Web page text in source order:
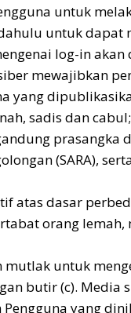
untuk
untuk dapat
log-in
mewajibkan
yang
sadis dan cabul;
prasangka
(SARA),
atas dasar
orang lemah,
untuk
butir (c). Media
yang